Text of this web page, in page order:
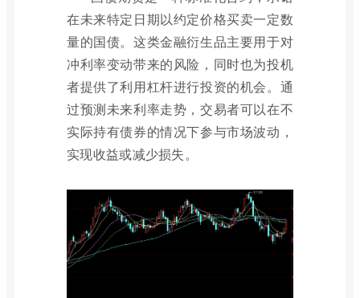
在未来特定日期以约定价格买卖一定数
量的国债。这类金融衍生品主要用于对
冲利率变动带来的风险，同时也为投机
者提供了利用杠杆进行投资的机会。通
过预测未来利率走势，交易者可以在不
实际持有债券的情况下参与市场波动，
实现收益或减少损失。